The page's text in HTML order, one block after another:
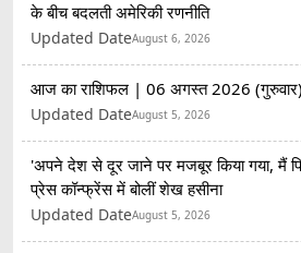
के बीच बदलती अमेरिकी रणनीति
Updated DateAugust 6, 2026
आज का राशिफल | 06 अगस्त 2026 (गुरुवार)
Updated DateAugust 5, 2026
'अपने देश से दूर जाने पर मजबूर किया गया, मैं
प्रेस कॉन्फ्रेंस में बोलीं शेख हसीना
Updated DateAugust 5, 2026